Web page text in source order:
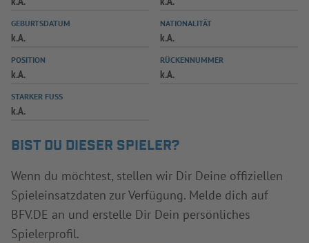
SPIELPLUS
GEBURTSDATUM
k.A.
NATIONALITÄT
k.A.
POSITION
k.A.
RÜCKENNUMMER
k.A.
STARKER FUSS
k.A.
BIST DU DIESER SPIELER?
Wenn du möchtest, stellen wir Dir Deine offiziellen
Spieleinsatzdaten zur Verfügung. Melde dich auf
BFV.DE an und erstelle Dir Dein persönliches
Spielerprofil.